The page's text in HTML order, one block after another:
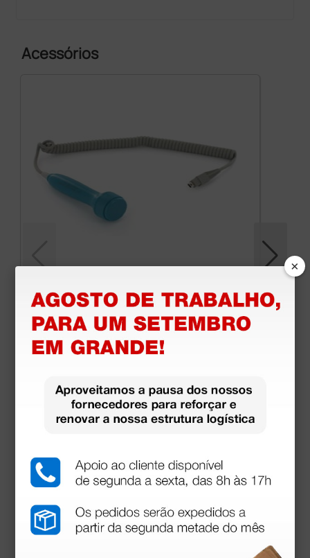
Acessórios
Sonda fetal de 2MHz para doppler Sonotrax
105,00 €
1 unidade
Produtos similares
×